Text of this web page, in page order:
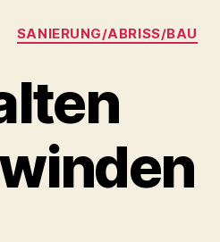
SANIERUNG/ABRISS/BAU